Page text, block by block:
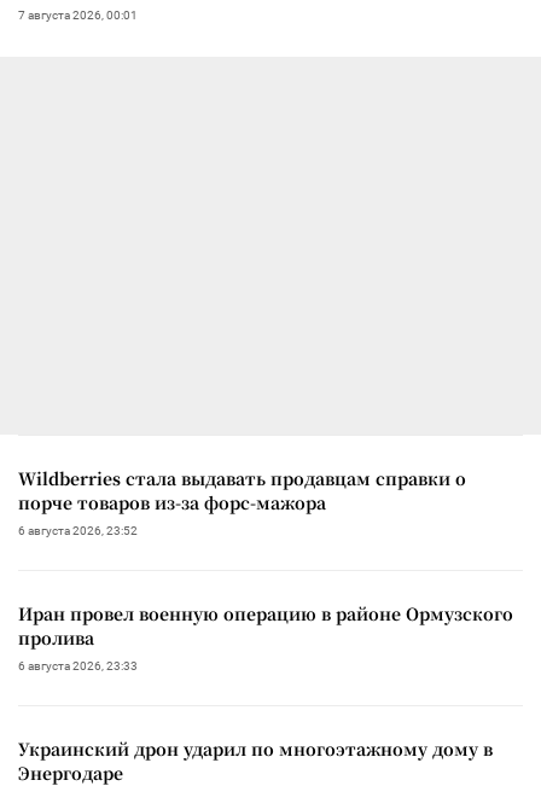
7 августа 2026, 00:01
Wildberries стала выдавать продавцам справки о
порче товаров из-за форс-мажора
6 августа 2026, 23:52
Иран провел военную операцию в районе Ормузского
пролива
6 августа 2026, 23:33
Украинский дрон ударил по многоэтажному дому в
Энергодаре